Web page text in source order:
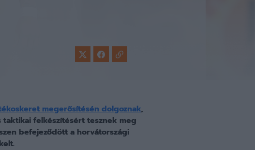
megerősítésén dolgoznak,
taktikai felkészítésért tesznek meg
befejeződött a horvátországi